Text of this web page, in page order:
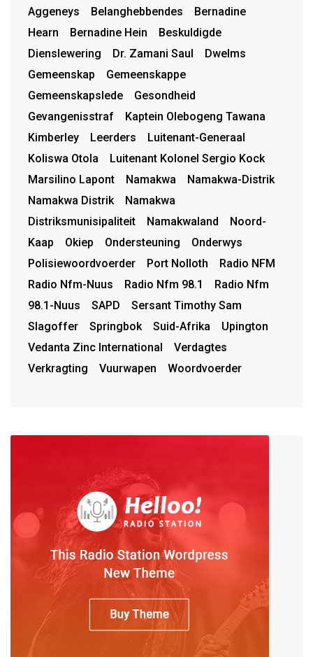
Aggeneys Belanghebbendes
Bernadine
Hearn
Bernadine Hein
Beskuldigde
Dienslewering
Dr. Zamani Saul
Dwelms
Gemeenskap
Gemeenskappe
Gemeenskapslede
Gesondheid
Gevangenisstraf
Kaptein Olebogeng Tawana
Kimberley
Leerders
Luitenant-Generaal
Koliswa Otola
Luitenant Kolonel Sergio Kock
Marsilino Lapont
Namakwa
Namakwa-Distrik
Namakwa Distrik
Namakwa
Distriksmunisipaliteit
Namakwaland
Noord-
Kaap
Okiep Ondersteuning
Onderwys
Polisiewoordvoerder
Port Nolloth
Radio NFM
Radio Nfm-Nuus
Radio Nfm 98.1
Radio Nfm
98.1-Nuus
SAPD
Sersant Timothy Sam
Slagoffer
Springbok Suid-Afrika
Upington
Vedanta Zinc International
Verdagtes
Verkragting
Vuurwapen Woordvoerder